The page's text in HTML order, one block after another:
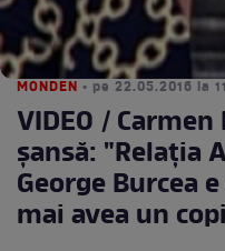
MONDEN • pe 22.05.2016 la
VIDEO /
şansă: "Relaţia
George Burcea
mai avea un